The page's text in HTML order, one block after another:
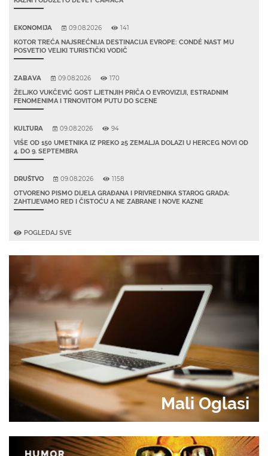
EKONOMIJA 09.08.2026 141
KOTOR TREĆA NAJSREĆNIJA DESTINACIJA EVROPE: CONDÉ NAST MU
POSVETIO VELIKI TURISTIČKI VODIČ
ZABAVA 09.08.2026 170
ŽELJKO VUKČEVIĆ GOST LJETNJIH PRIČA O EVROVIZIJI, ESTRADNIM
FENOMENIMA I TRNOVITOM PUTU DO SCENE
KULTURA 09.08.2026 94
VIŠE OD 150 UMETNIKA IZ PREKO 25 ZEMALJA DOLAZI U HERCEG NOVI OD
4. DO 9. SEPTEMBRA
DRUŠTVO 09.08.2026 1158
OTVORENO PISMO DIJELA GRAĐANA I PRIVREDNIKA STAROG GRADA:
ZAHTIJEVAMO RED I ČISTOĆU A NE ZABRANE I NOVE KAZNE
POGLEDAJ SVE
Mali Oglasi